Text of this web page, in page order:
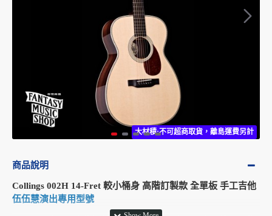
大材積:不可超商取貨，離島運費另計
商品說明
Collings 002H 14-Fret 較小桶身 高階訂製款 全單板 手工吉他
伍伍慧演出專用型號